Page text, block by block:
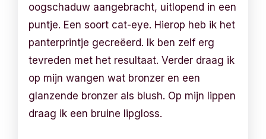
oogschaduw aangebracht, uitlopend in een
puntje. Een soort cat-eye. Hierop heb ik het
panterprintje gecreëerd. Ik ben zelf erg
tevreden met het resultaat. Verder draag ik
op mijn wangen wat bronzer en een
glanzende bronzer als blush. Op mijn lippen
draag ik een bruine lipgloss.